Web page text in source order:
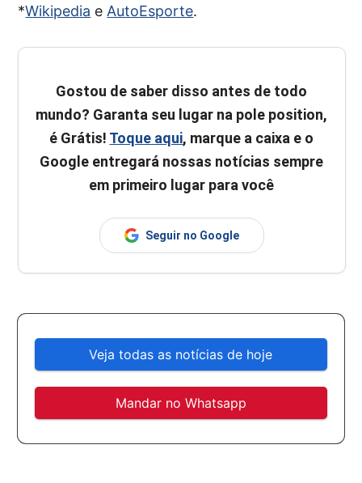
*Wikipedia e AutoEsporte.
Gostou de saber disso antes de todo
mundo? Garanta seu lugar na pole position,
é Grátis! Toque aqui, marque a caixa e o
Google entregará nossas notícias sempre
em primeiro lugar para você
Seguir no Google
Veja todas as notícias de hoje
Mandar no Whatsapp